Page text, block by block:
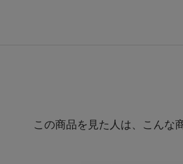
この商品を見た人は、こんな